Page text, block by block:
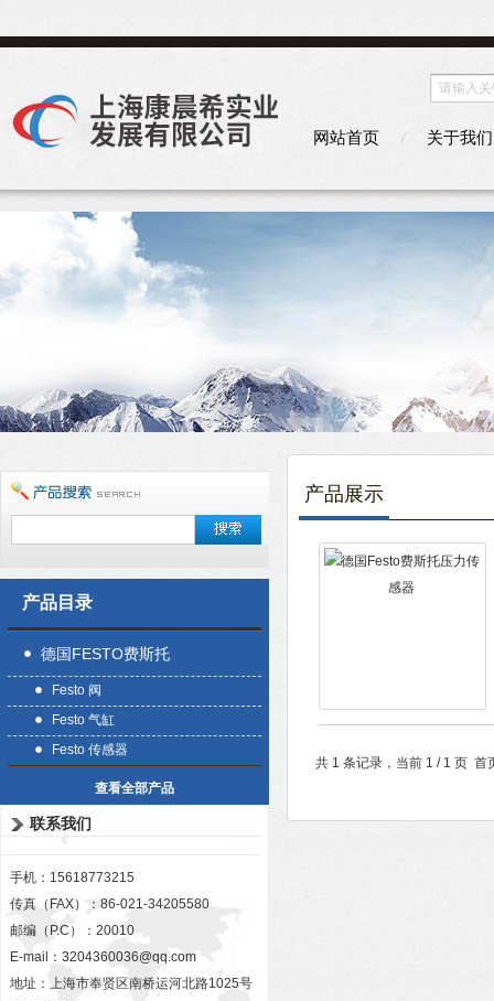
网站首页 关于我们
产品目录
德国FESTO费斯托
Festo 阀
Festo 气缸
Festo 传感器
查看全部产品
联系我们
手机：15618773215
传真（FAX）：86-021-34205580
邮编（P.C）：20010
E-mail： 3204360036@qq.com
地址：上海市奉贤区南桥运河北路1025号
产品展示
共 1 条记录，当前 1 / 1 页